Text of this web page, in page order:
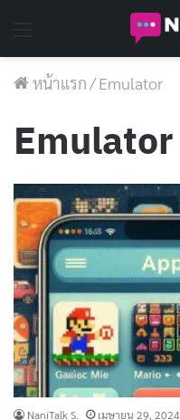
หน้าแรก/Emulator
Emulator
NaniTalk S. เมษายน 29, 2024